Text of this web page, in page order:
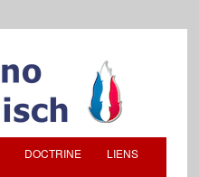
DOCTRINE LIENS